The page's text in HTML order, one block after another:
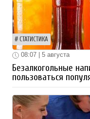
СТАТИСТИКА
08:07 | 5 августа
Безалкогольные
пользоваться